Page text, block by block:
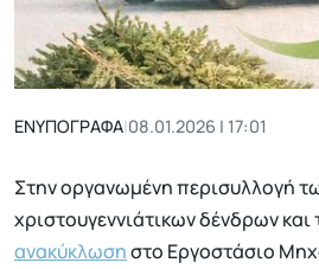
ΕΝΥΠΟΓΡΑΦΑ|08.01.2026 | 17:01
Στην οργανωμένη περισυλλογή
χριστουγεννιάτικων δένδρων
ανακύκλωσηστο Εργοστάσιο